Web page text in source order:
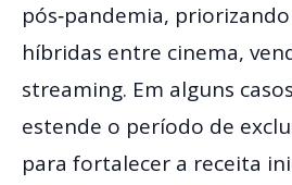
pós‐pandemia,
híbridas entre cinema,
streaming. Em alguns
estende o período de
para fortalecer a receita